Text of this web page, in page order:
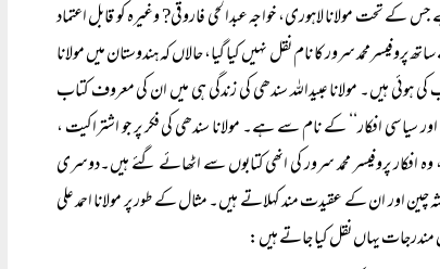
تحت مولانا لاہوری، خواجہ عبدالحی فاروقی? وغیرہ کو قابل اعتماد
سرور کا نام نقل نہیں کیا گیا، حالاں کہ ہندوستان میں مولانا
کی ہوئی ہیں۔ مولانا عبیداللہ سندھی کی زندگی ہی میں ان کی معروف کتاب
سیاسی افکار‘‘ کے نام سے ہے۔ مولانا سندھی کی فکر پر جو اشتراکیت ،
پروفیسر محمد سرور کی انھی کتابوں سے اٹھائے گئے ہیں۔دوسری
اور ان کے عقیدت مند کہلاتے ہیں۔ مثال کے طور پر مولانا احمد علی
یہاں نقل کیا جاتے ہیں: